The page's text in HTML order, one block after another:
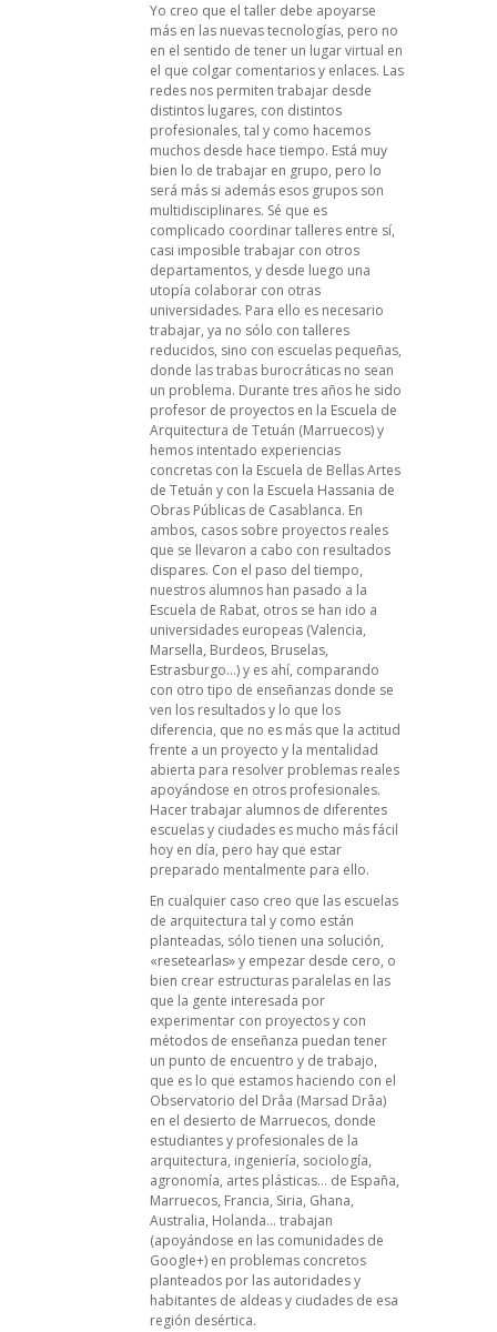
Yo creo que el taller debe apoyarse
más en las nuevas tecnologías, pero no
en el sentido de tener un lugar virtual en
el que colgar comentarios y enlaces. Las
redes nos permiten trabajar desde
distintos lugares, con distintos
profesionales, tal y como hacemos
muchos desde hace tiempo. Está muy
bien lo de trabajar en grupo, pero lo
será más si además esos grupos son
multidisciplinares. Sé que es
complicado coordinar talleres entre sí,
casi imposible trabajar con otros
departamentos, y desde luego una
utopía colaborar con otras
universidades. Para ello es necesario
trabajar, ya no sólo con talleres
reducidos, sino con escuelas pequeñas,
donde las trabas burocráticas no sean
un problema. Durante tres años he sido
profesor de proyectos en la Escuela de
Arquitectura de Tetuán (Marruecos) y
hemos intentado experiencias
concretas con la Escuela de Bellas Artes
de Tetuán y con la Escuela Hassania de
Obras Públicas de Casablanca. En
ambos, casos sobre proyectos reales
que se llevaron a cabo con resultados
dispares. Con el paso del tiempo,
nuestros alumnos han pasado a la
Escuela de Rabat, otros se han ido a
universidades europeas (Valencia,
Marsella, Burdeos, Bruselas,
Estrasburgo…) y es ahí, comparando
con otro tipo de enseñanzas donde se
ven los resultados y lo que los
diferencia, que no es más que la actitud
frente a un proyecto y la mentalidad
abierta para resolver problemas reales
apoyándose en otros profesionales.
Hacer trabajar alumnos de diferentes
escuelas y ciudades es mucho más fácil
hoy en día, pero hay que estar
preparado mentalmente para ello.
En cualquier caso creo que las escuelas
de arquitectura tal y como están
planteadas, sólo tienen una solución,
«resetearlas» y empezar desde cero, o
bien crear estructuras paralelas en las
que la gente interesada por
experimentar con proyectos y con
métodos de enseñanza puedan tener
un punto de encuentro y de trabajo,
que es lo que estamos haciendo con el
Observatorio del Drâa (Marsad Drâa)
en el desierto de Marruecos, donde
estudiantes y profesionales de la
arquitectura, ingeniería, sociología,
agronomía, artes plásticas… de España,
Marruecos, Francia, Siria, Ghana,
Australia, Holanda… trabajan
(apoyándose en las comunidades de
Google+) en problemas concretos
planteados por las autoridades y
habitantes de aldeas y ciudades de esa
región desértica.